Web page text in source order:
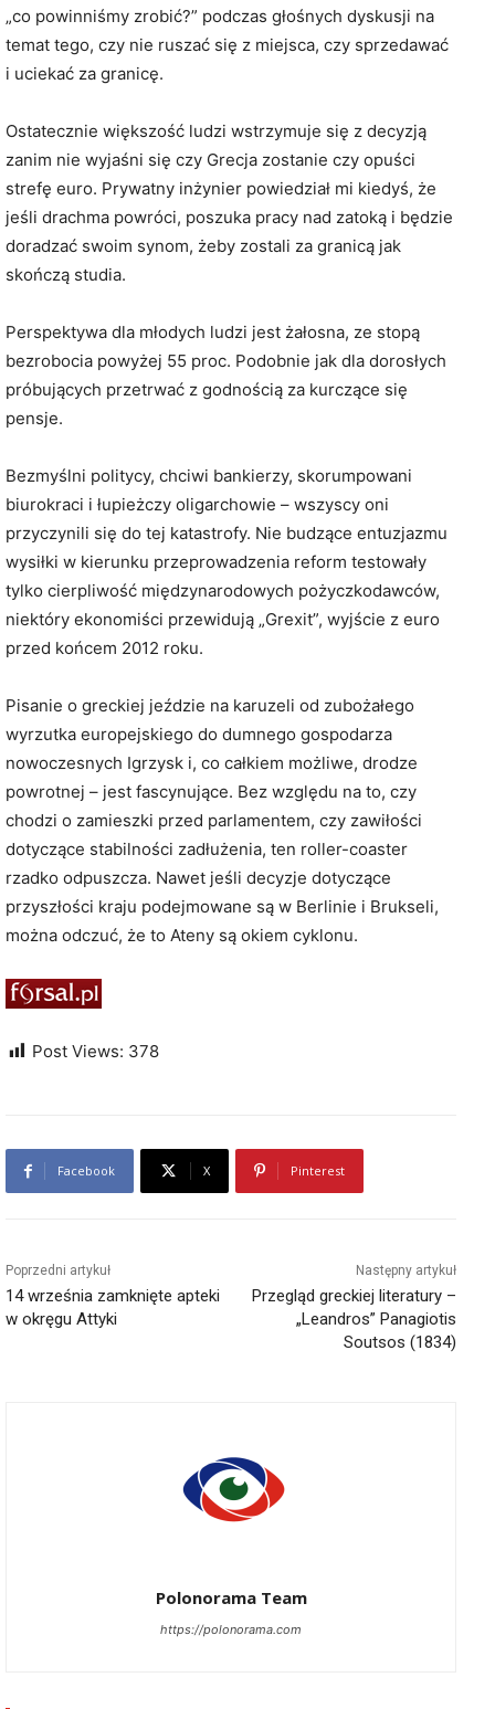
„co powinniśmy zrobić?” podczas głośnych dyskusji na
temat tego, czy nie ruszać się z miejsca, czy sprzedawać
i uciekać za granicę.
Ostatecznie większość ludzi wstrzymuje się z decyzją
zanim nie wyjaśni się czy Grecja zostanie czy opuści
strefę euro. Prywatny inżynier powiedział mi kiedyś, że
jeśli drachma powróci, poszuka pracy nad zatoką i będzie
doradzać swoim synom, żeby zostali za granicą jak
skończą studia.
Perspektywa dla młodych ludzi jest żałosna, ze stopą
bezrobocia powyżej 55 proc. Podobnie jak dla dorosłych
próbujących przetrwać z godnością za kurczące się
pensje.
Bezmyślni politycy, chciwi bankierzy, skorumpowani
biurokraci i łupieżczy oligarchowie – wszyscy oni
przyczynili się do tej katastrofy. Nie budzące entuzjazmu
wysiłki w kierunku przeprowadzenia reform testowały
tylko cierpliwość międzynarodowych pożyczkodawców,
niektóry ekonomiści przewidują „Grexit”, wyjście z euro
przed końcem 2012 roku.
Pisanie o greckiej jeździe na karuzeli od zubożałego
wyrzutka europejskiego do dumnego gospodarza
nowoczesnych Igrzysk i, co całkiem możliwe, drodze
powrotnej – jest fascynujące. Bez względu na to, czy
chodzi o zamieszki przed parlamentem, czy zawiłości
dotyczące stabilności zadłużenia, ten roller-coaster
rzadko odpuszcza. Nawet jeśli decyzje dotyczące
przyszłości kraju podejmowane są w Berlinie i Brukseli,
można odczuć, że to Ateny są okiem cyklonu.
Post Views: 378
Facebook X Pinterest
Poprzedni artykuł
14 września zamknięte apteki
w okręgu Attyki
Następny artykuł
Przegląd greckiej literatury –
„Leandros” Panagiotis
Soutsos (1834)
Polonorama Team
https://polonorama.com